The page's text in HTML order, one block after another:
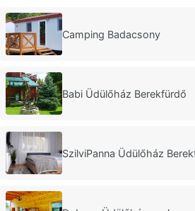
Camping Badacsony
Babi Üdülőház Berekfürdő
SzilviPanna Üdülőház